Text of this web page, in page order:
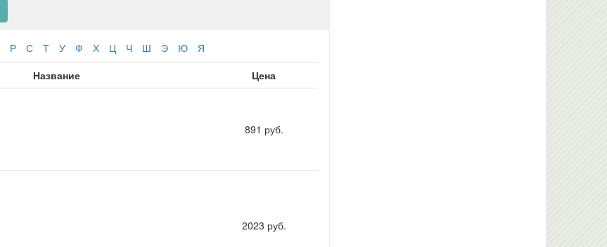
Р С Т У Ф Х Ц Ч Ш Э Ю
Я
Название Цена
891 руб.
2023 руб.